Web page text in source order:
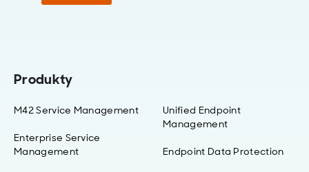
Produkty
M42 Service Management
Enterprise Service
Management
Unified Endpoint
Management
Endpoint Data Protection